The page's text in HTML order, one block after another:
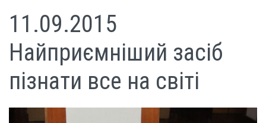
11.09.2015
Найприємніший засіб
пізнати все на світі